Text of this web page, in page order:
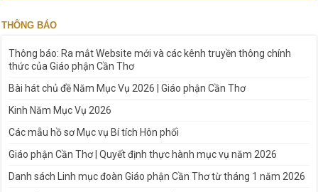
THÔNG BÁO
Thông báo: Ra mắt Website mới và các kênh truyền thông chính
thức của Giáo phận Cần Thơ
Bài hát chủ đề Năm Mục Vụ 2026 | Giáo phận Cần Thơ
Kinh Năm Mục Vụ 2026
Các mẫu hồ sơ Mục vụ Bí tích Hôn phối
Giáo phận Cần Thơ | Quyết định thực hành mục vụ năm 2026
Danh sách Linh mục đoàn Giáo phận Cần Thơ từ tháng 1 năm 2026